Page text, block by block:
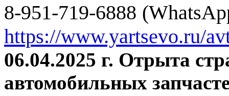
8-951-719-6888
https://www.yartsevo.ru/
06.04.2025 г. Отрыта
автомобильных